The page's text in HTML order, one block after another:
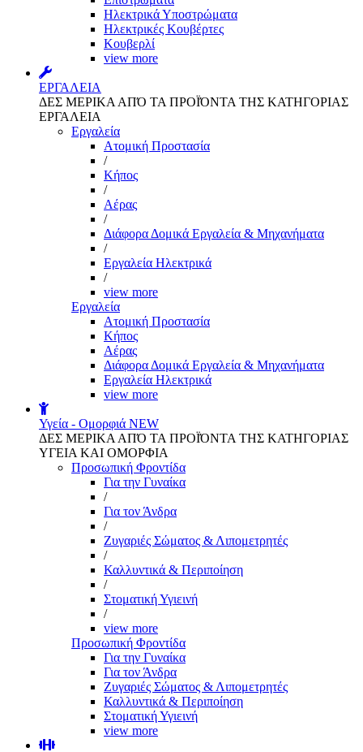
Ηλεκτρικά Υποστρώματα
Ηλεκτρικές Κουβέρτες
Κουβερλί
view more
ΕΡΓΑΛΕΙΑ
ΔΕΣ ΜΕΡΙΚΑ ΑΠΌ ΤΑ ΠΡΟΪΌΝΤΑ ΤΗΣ ΚΑΤΗΓΟΡΙΑΣ
ΕΡΓΑΛΕΙΑ
Εργαλεία
Aτομική Προστασία
/
Kήπος
/
Αέρας
/
Διάφορα Δομικά Εργαλεία & Μηχανήματα
/
Εργαλεία Ηλεκτρικά
/
view more
Εργαλεία
Aτομική Προστασία
Kήπος
Αέρας
Διάφορα Δομικά Εργαλεία & Μηχανήματα
Εργαλεία Ηλεκτρικά
view more
Υγεία - Ομορφιά NEW
ΔΕΣ ΜΕΡΙΚΑ ΑΠΌ ΤΑ ΠΡΟΪΌΝΤΑ ΤΗΣ ΚΑΤΗΓΟΡΙΑΣ
ΥΓΕΙΑ ΚΑΙ ΟΜΟΡΦΙΑ
Προσωπική Φροντίδα
Για την Γυναίκα
/
Για τον Άνδρα
/
Ζυγαριές Σώματος & Λιπομετρητές
/
Καλλυντικά & Περιποίηση
/
Στοματική Υγιεινή
/
view more
Προσωπική Φροντίδα
Για την Γυναίκα
Για τον Άνδρα
Ζυγαριές Σώματος & Λιπομετρητές
Καλλυντικά & Περιποίηση
Στοματική Υγιεινή
view more